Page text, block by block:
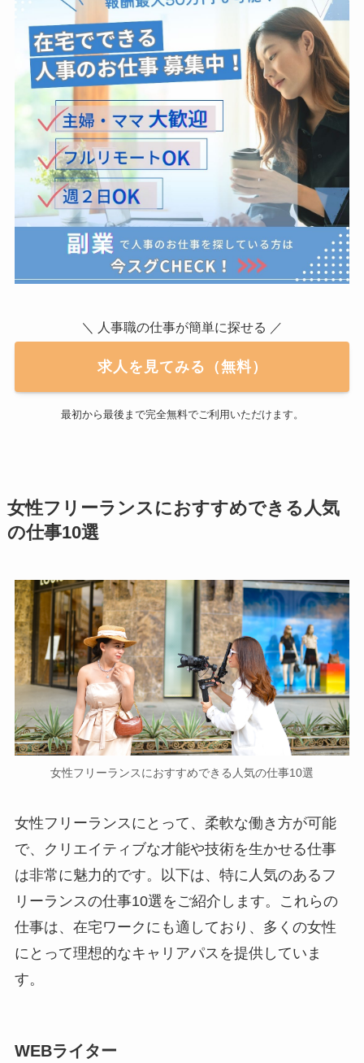
＼ 人事職の仕事が簡単に探せる ／
求人を見てみる（無料）
最初から最後まで完全無料でご利用いただけます。
女性フリーランスにおすすめできる人気
の仕事10選
女性フリーランスにおすすめできる人気の仕事10選
女性フリーランスにとって、柔軟な働き方が可能
で、クリエイティブな才能や技術を生かせる仕事
は非常に魅力的です。以下は、特に人気のあるフ
リーランスの仕事10選をご紹介します。これらの
仕事は、在宅ワークにも適しており、多くの女性
にとって理想的なキャリアパスを提供していま
す。
WEBライター